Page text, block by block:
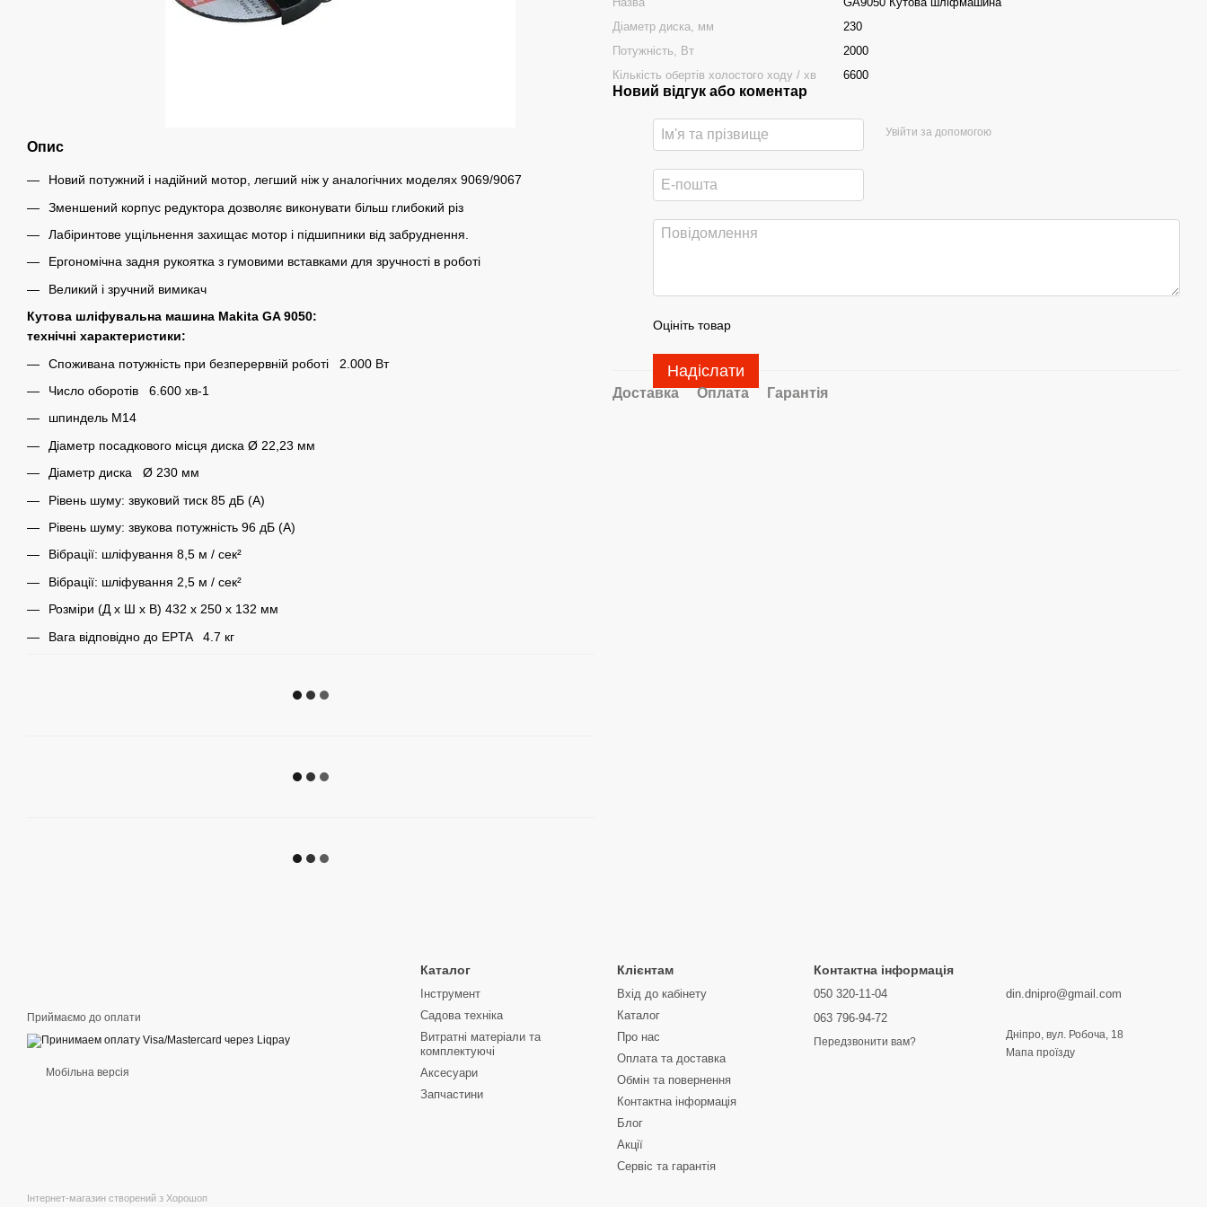
Опис
Новий потужний і надійний мотор, легший ніж у аналогічних моделях 9069/9067
Зменшений корпус редуктора дозволяє виконувати більш глибокий різ
Лабіринтове ущільнення захищає мотор і підшипники від забруднення.
Ергономічна задня рукоятка з гумовими вставками для зручності в роботі
Великий і зручний вимикач
Кутова шліфувальна машина Makita GA 9050:
технічні характеристики:
Споживана потужність при безперервній роботі 2.000 Вт
Число оборотів 6.600 хв-1
шпиндель M14
Діаметр посадкового місця диска Ø 22,23 мм
Діаметр диска Ø 230 мм
Рівень шуму: звуковий тиск 85 дБ (А)
Рівень шуму: звукова потужність 96 дБ (А)
Вібрації: шліфування 8,5 м / сек²
Вібрації: шліфування 2,5 м / сек²
Розміри (Д х Ш х В) 432 x 250 x 132 мм
Вага відповідно до EPTA 4.7 кг
Діаметр диска, мм
230
Потужність, Вт
2000
Кількість обертів холостого ходу / хв
6600
Новий відгук або коментар
Увійти за допомогою
Оцініть товар
Надіслати
Доставка Оплата Гарантія
Приймаємо до оплати
Мобільна версія
Інтернет-магазин створений з Хорошоп
Каталог
Інструмент
Садова техніка
Витратні матеріали та
комплектуючі
Аксесуари
Запчастини
Клієнтам
Вхід до кабінету
Каталог
Про нас
Оплата та доставка
Обмін та повернення
Контактна інформація
Блог
Акції
Сервіс та гарантія
Контактна інформація
050 320-11-04
063 796-94-72
Передзвонити вам?
din.dnipro@gmail.com
Дніпро, вул. Робоча, 18
Мапа проїзду